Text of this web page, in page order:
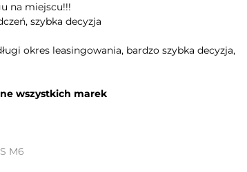
na miejscu!!!
szybka decyzja
okres leasingowania, bardzo szybka decyzja,
wszystkich marek
M6